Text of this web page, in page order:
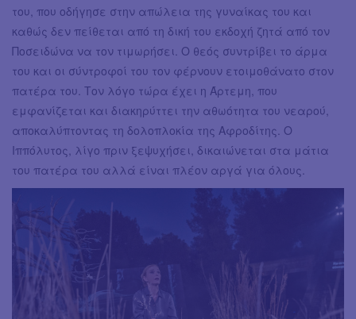
του, που οδήγησε στην απώλεια της γυναίκας του και
καθώς δεν πείθεται από τη δική του εκδοχή ζητά από τον
Ποσειδώνα να τον τιμωρήσει. Ο θεός συντρίβει το άρμα
του και οι σύντροφοί του τον φέρνουν ετοιμοθάνατο στον
πατέρα του. Τον λόγο τώρα έχει η Άρτεμη, που
εμφανίζεται και διακηρύττει την αθωότητα του νεαρού,
αποκαλύπτοντας τη δολοπλοκία της Αφροδίτης. Ο
Ιππόλυτος, λίγο πριν ξεψυχήσει, δικαιώνεται στα μάτια
του πατέρα του αλλά είναι πλέον αργά για όλους.